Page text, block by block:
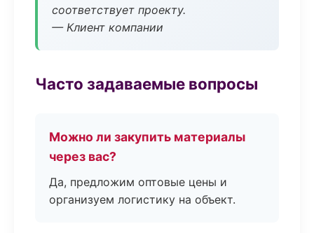
соответствует проекту.
— Клиент компании
Часто задаваемые вопросы
Можно ли закупить материалы
через вас?
Да, предложим оптовые цены и
организуем логистику на объект.